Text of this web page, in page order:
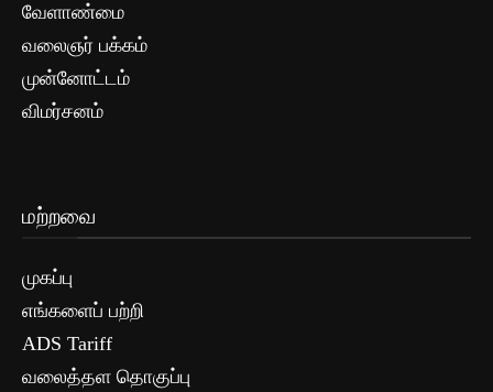
வேளாண்மை
வலைஞர் பக்கம்
முன்னோட்டம்
விமர்சனம்
மற்றவை
முகப்பு
எங்களைப் பற்றி
ADS Tariff
வலைத்தள தொகுப்பு